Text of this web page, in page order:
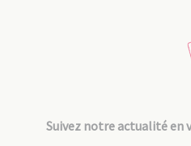
Suivez notre actualité en